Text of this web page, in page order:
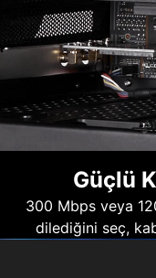
Güçlü
300 Mbps veya
dilediğini seç,